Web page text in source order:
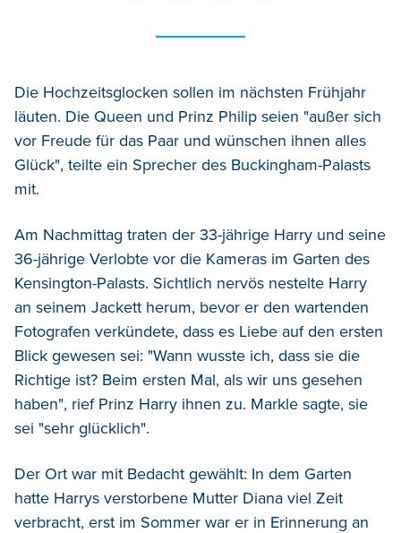
Die Hochzeitsglocken sollen im nächsten Frühjahr
läuten. Die Queen und Prinz Philip seien "außer sich
vor Freude für das Paar und wünschen ihnen alles
Glück", teilte ein Sprecher des Buckingham-Palasts
mit.
Am Nachmittag traten der 33-jährige Harry und seine
36-jährige Verlobte vor die Kameras im Garten des
Kensington-Palasts. Sichtlich nervös nestelte Harry
an seinem Jackett herum, bevor er den wartenden
Fotografen verkündete, dass es Liebe auf den ersten
Blick gewesen sei: "Wann wusste ich, dass sie die
Richtige ist? Beim ersten Mal, als wir uns gesehen
haben", rief Prinz Harry ihnen zu. Markle sagte, sie
sei "sehr glücklich".
Der Ort war mit Bedacht gewählt: In dem Garten
hatte Harrys verstorbene Mutter Diana viel Zeit
verbracht, erst im Sommer war er in Erinnerung an